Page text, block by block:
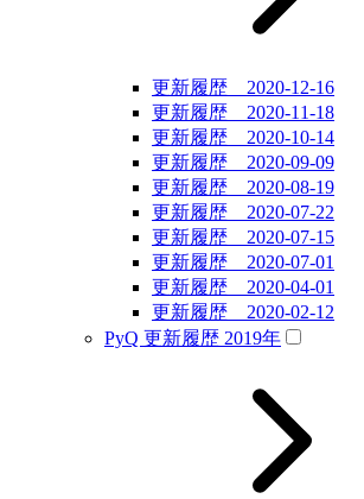
更新履歴 2020-12-16
更新履歴 2020-11-18
更新履歴 2020-10-14
更新履歴 2020-09-09
更新履歴 2020-08-19
更新履歴 2020-07-22
更新履歴 2020-07-15
更新履歴 2020-07-01
更新履歴 2020-04-01
更新履歴 2020-02-12
PyQ 更新履歴 2019年